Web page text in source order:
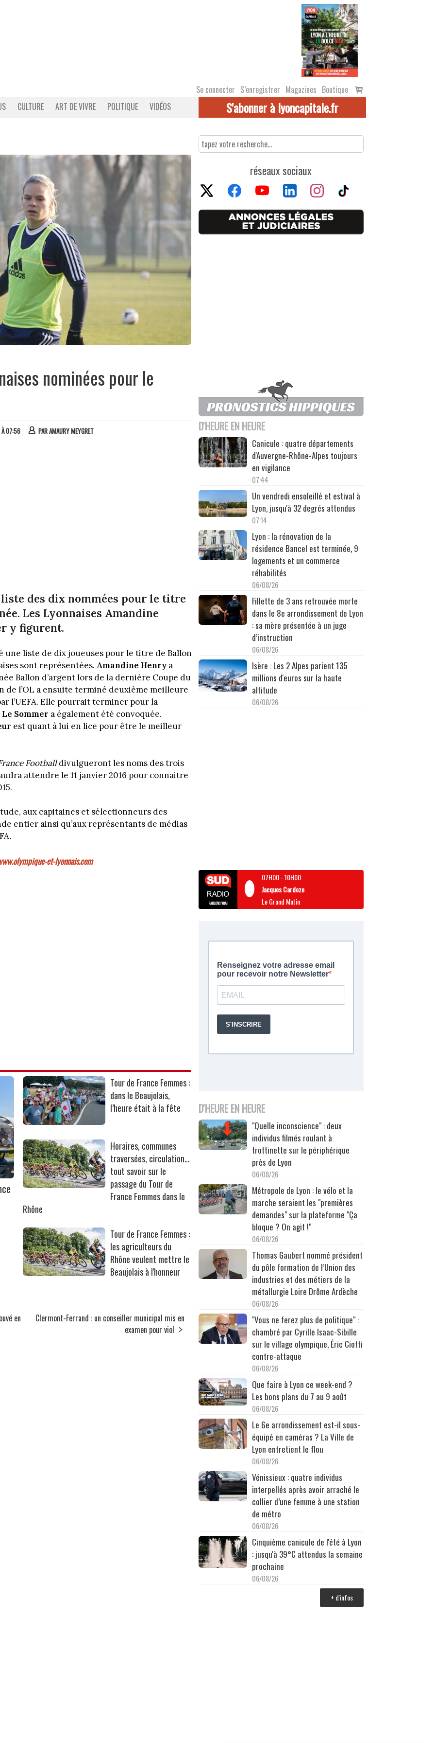
Se connecter S’enregistrer Magazines Boutique
Voir
le
CULTURE ART DE VIVRE POLITIQUE VIDÉOS S'abonner à lyoncapitale.fr
nominées pour le
À 07:56 PARAMAURY MEYGRET
des dix nommées pour le titre
Les Lyonnaises Amandine
y figurent.
une liste de dix joueuses pour le titre de Ballon
sont représentées. Amandine Henry a
Ballon d’argent lors de la dernière Coupe du
de l’OL a ensuite terminé deuxième meilleure
l’UEFA. Elle pourrait terminer pour la
Sommer a également été convoquée.
est quant à lui en lice pour être le meilleur
Footballdivulgueront les noms des trois
attendre le 11 janvier 2016 pour connaitre
aux capitaines et sélectionneurs des
entier ainsi qu’aux représentants de médias
.
et-lyonnais.com
Tour de France Femmes :
dans le Beaujolais,
l’heure était à la fête
Horaires, communes
traversées, circulation…
tout savoir sur le
passage du Tour de
France Femmes dans le
Rhône
Tour de France Femmes :
les agriculteurs du
Rhône veulent mettre le
Beaujolais à l'honneur
en
Clermont-Ferrand : un conseiller municipal mis en
examen pour viol
réseaux sociaux
D'HEURE EN HEURE
Canicule : quatre départements
d'Auvergne-Rhône-Alpes toujours
en vigilance
07:44
Un vendredi ensoleillé et estival à
Lyon, jusqu'à 32 degrés attendus
07:14
Lyon : la rénovation de la
résidence Bancel est terminée, 9
logements et un commerce
réhabilités
06/08/26
Fillette de 3 ans retrouvée morte
dans le 8e arrondissement de Lyon
: sa mère présentée à un juge
d’instruction
06/08/26
Isère : Les 2 Alpes parient 135
millions d'euros sur la haute
altitude
06/08/26
07H00-10H00
Jacques Cardoze
Le Grand Matin
D'HEURE EN HEURE
"Quelle inconscience" : deux
individus filmés roulant à
trottinette sur le périphérique
près de Lyon
06/08/26
Métropole de Lyon : le vélo et la
marche seraient les "premières
demandes" sur la plateforme "Ça
bloque ? On agit !"
06/08/26
Thomas Gaubert nommé président
du pôle formation de l’Union des
industries et des métiers de la
métallurgie Loire Drôme Ardèche
06/08/26
"Vous ne ferez plus de politique" :
chambré par Cyrille Isaac-Sibille
sur le village olympique, Éric Ciotti
contre-attaque
06/08/26
Que faire à Lyon ce week-end ?
Les bons plans du 7 au 9 août
06/08/26
Le 6e arrondissement est-il sous-
équipé en caméras ? La Ville de
Lyon entretient le flou
06/08/26
Vénissieux : quatre individus
interpellés après avoir arraché le
collier d’une femme à une station
de métro
06/08/26
Cinquième canicule de l'été à Lyon
: jusqu'à 39°C attendus la semaine
prochaine
06/08/26
+ d'infos